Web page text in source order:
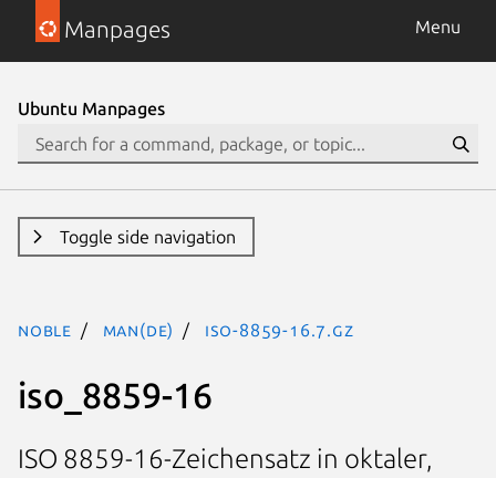
Manpages Menu
Ubuntu Manpages
Toggle side navigation
noble man(de) iso-8859-16.7.gz
iso_8859-16
ISO 8859-16-Zeichensatz in oktaler,